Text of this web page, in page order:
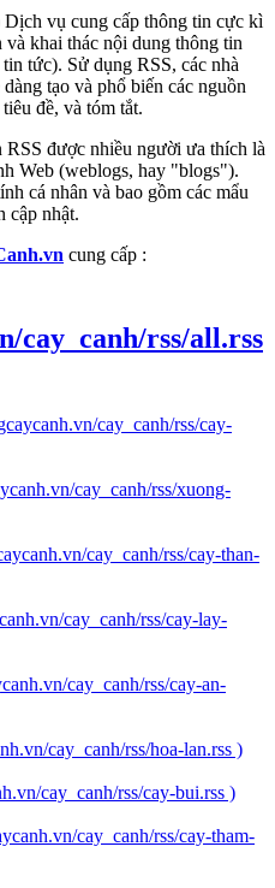
vụ cung cấp thông tin cực kì
khai thác nội dung thông tin
tức). Sử dụng RSS, các nhà
tạo và phổ biến các nguồn
đề, và tóm tắt.
được nhiều người ưa thích là
Web (weblogs, hay "blogs").
cá nhân và bao gồm các mẩu
cập nhật.
cung cấp :
cay_canh/rss/all.rss
cay_canh/rss/cay-
cay_canh/rss/xuong-
cay_canh/rss/cay-than-
cay_canh/rss/cay-lay-
cay_canh/rss/cay-an-
cay_canh/rss/hoa-lan.rss )
cay_canh/rss/cay-bui.rss )
cay_canh/rss/cay-tham-